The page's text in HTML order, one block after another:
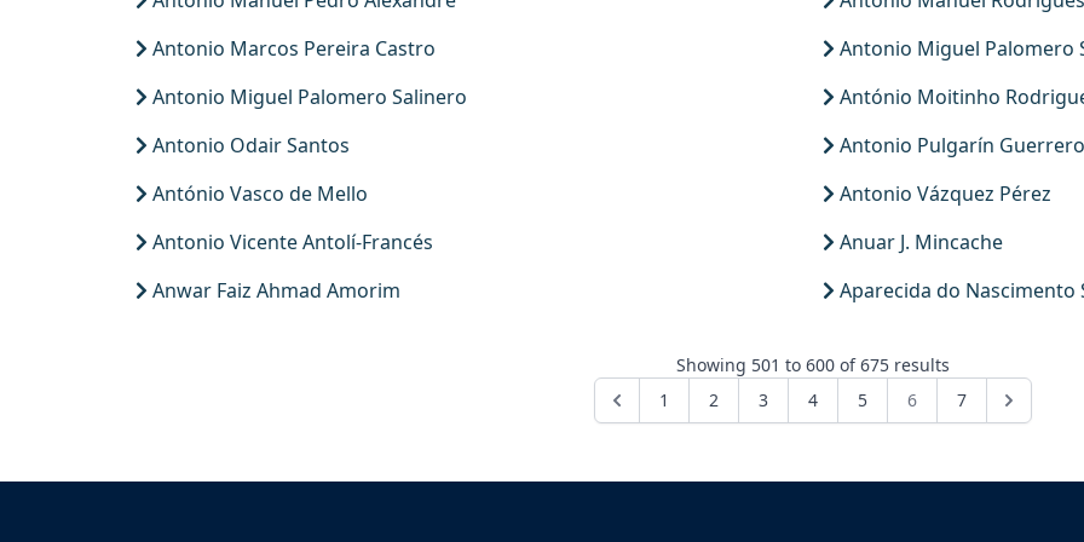
Antonio Marcos Pereira Castro
Antonio Miguel Palomero
Antonio Miguel Palomero Salinero
António Moitinho
Antonio Odair Santos
Antonio Pulgarín Guerrero
António Vasco de Mello
Antonio Vázquez Pérez
Antonio Vicente Antolí-Francés
Anuar J. Mincache
Anwar Faiz Ahmad Amorim
Aparecida do Nascimento
Showing 501 to 600 of675 results
1
2 3 4 5 6 7